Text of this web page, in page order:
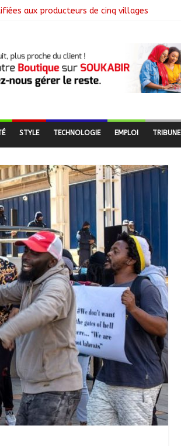
aux producteurs de cinq villages
grands chantiers de coopération
du Tchad en matière de sûreté
de sauvetage
STYLE TECHNOLOGIE EMPLOI TRIBUNE